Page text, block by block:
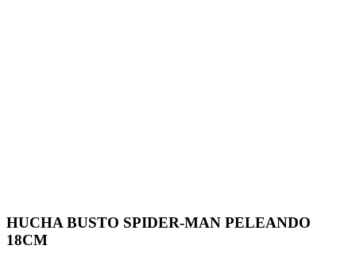
HUCHA BUSTO SPIDER-MAN PELEANDO
18CM